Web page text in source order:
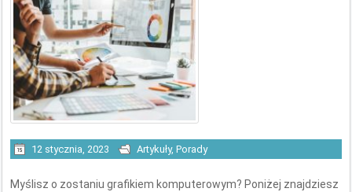
12 stycznia, 2023 Artykuły,Porady
Myślisz o zostaniu grafikiem komputerowym? Poniżej znajdziesz